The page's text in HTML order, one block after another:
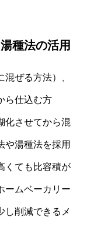
種法の活用
ぜる方法）、
ら仕込む方
化させてから混
や湯種法を採用
くても比容積が
ームベーカリー
し削減できるメ